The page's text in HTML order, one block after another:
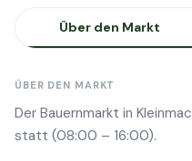
Über den Markt
ÜBER DEN MARKT
Der Bauernmarkt in
statt (08:00 – 16:00).